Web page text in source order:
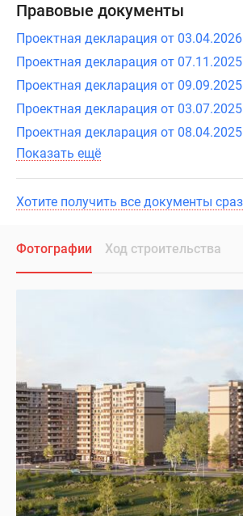
Правовые документы
Проектная декларация от 03.04.2026
Проектная декларация от 07.11.2025
Проектная декларация от 09.09.2025
Проектная декларация от 03.07.2025
Проектная декларация от 08.04.2025
Показать ещё
Хотите получить все документы
Фотографии Ход строительства